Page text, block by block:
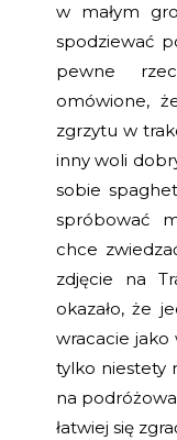
w małym
spodziewać
pewne
omówione,
zgrzytu w
inny woli
sobie
spróbować
chce
zdjęcie na
okazało, że
wracacie jako
tylko niestety
na
łatwiej się